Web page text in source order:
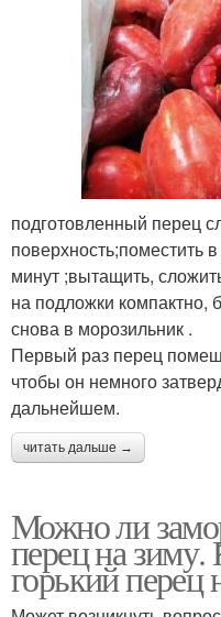
подготовленный перец
поверхность;поместить
минут ;вытащить,
на подложки компактно,
снова в морозильник .
Первый раз перец
чтобы он немного
дальнейшем.
читать дальше →
Можно ли
перец на зиму.
горький перец